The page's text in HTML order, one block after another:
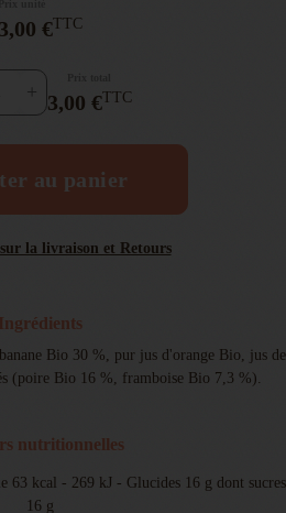
3,00 €TTC
+ 3,00 €TTC
au panier
la livraison et Retours
Ingrédients
Bio 30 %, pur jus d'orange Bio, jus de
(poire Bio 16 %, framboise Bio 7,3 %).
nutritionnelles
63 kcal - 269 kJ - Glucides 16 g dont sucres
16 g